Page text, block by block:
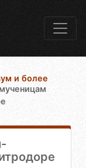
и более